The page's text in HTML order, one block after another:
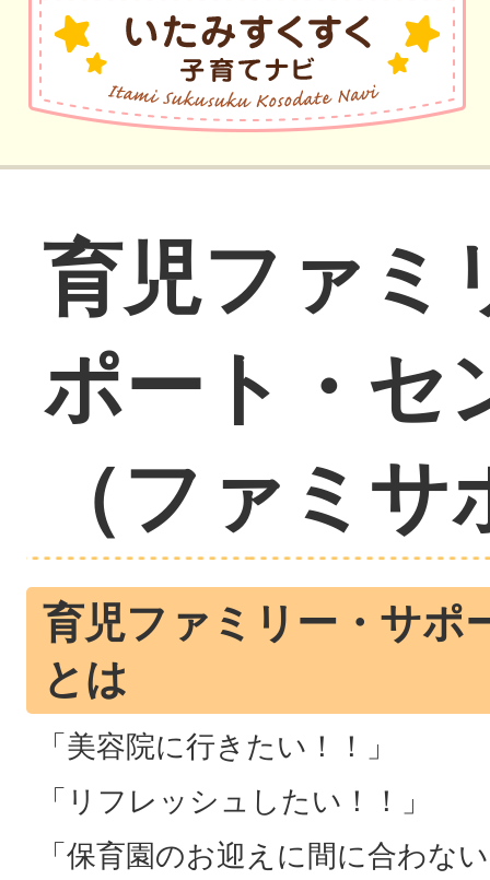
育児ファミ
ポート・セ
（ファミサ
育児ファミリー・サポ
とは
「美容院に行きたい！！」
「リフレッシュしたい！！」
「保育園のお迎えに間に合わな